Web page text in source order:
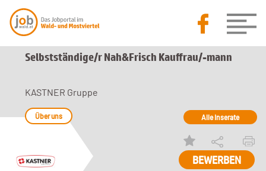
Selbstständige/r Nah&Frisch Kauffrau/-mann
KASTNER Gruppe
Über uns Alle Inserate